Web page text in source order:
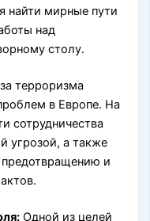
найти мирные пути
над
столу.
терроризма
в Европе. На
сотрудничества
угрозой, а также
и
Одной из целей